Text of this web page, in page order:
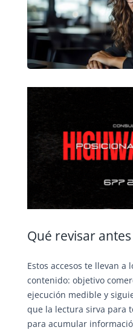
Qué revisar
Estos accesos te llevan a
contenido: objetivo
ejecución medible y
que la lectura sirva para
para acumular